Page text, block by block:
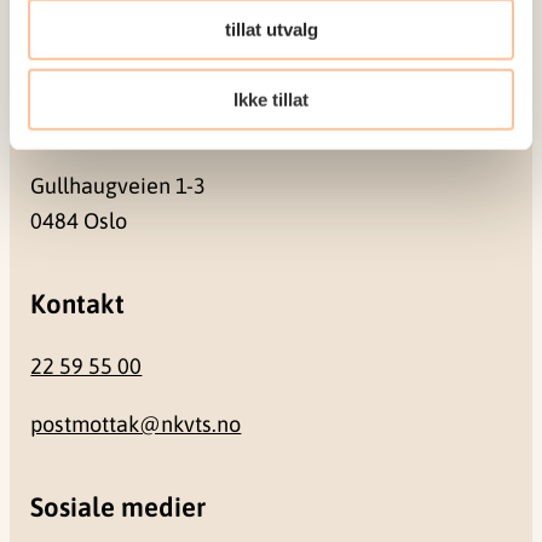
tillat utvalg
Ikke tillat
Besøksadresse
Gullhaugveien 1-3
0484 Oslo
Kontakt
22 59 55 00
postmottak@nkvts.no
Sosiale medier